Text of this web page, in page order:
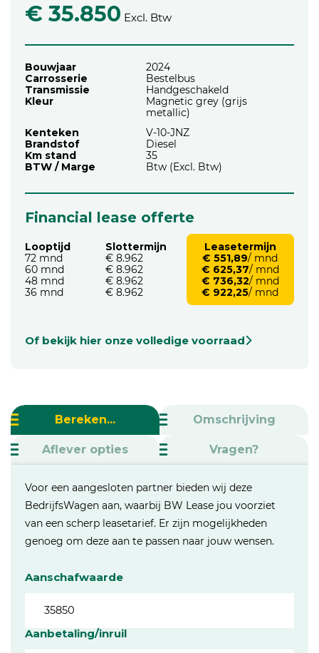
€ 35.850 Excl. Btw
Bouwjaar
2024
Carrosserie
Bestelbus
Transmissie
Handgeschakeld
Kleur
Magnetic grey (grijs
metallic)
Kenteken
V-10-JNZ
Brandstof
Diesel
Km stand
35
BTW / Marge
Btw (Excl. Btw)
Financial lease offerte
Looptijd
72 mnd
60 mnd
48 mnd
36 mnd
Slottermijn
€ 8.962
€ 8.962
€ 8.962
€ 8.962
Leasetermijn
€ 551,89/ mnd
€ 625,37/ mnd
€ 736,32/ mnd
€ 922,25/ mnd
Of bekijk hier onze volledige voorraad
Bereken... Omschrijving
Aflever opties Vragen?
Voor een aangesloten partner bieden wij deze
BedrijfsWagen aan, waarbij BW Lease jou voorziet
van een scherp leasetarief. Er zijn mogelijkheden
genoeg om deze aan te passen naar jouw wensen.
Aanschafwaarde
Aanbetaling/inruil